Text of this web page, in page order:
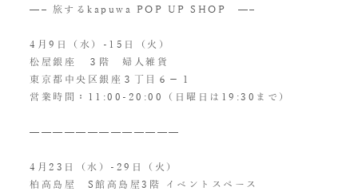
—– 旅するkapuwa POP UP SHOP —–
4月9日（水）-15日（火）
松屋銀座 ３階 婦人雑貨
東京都中央区銀座３丁目６−１
営業時間：11:00-20:00（日曜日は19:30まで）
—————————————
4月23日（水）-29日（火）
柏高島屋 S館高島屋3階 イベントスペース